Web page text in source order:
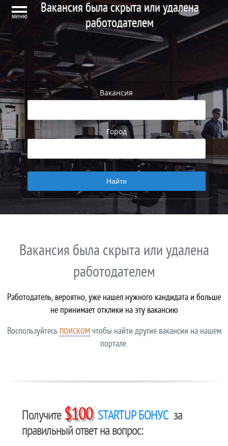
меню
Вакансия была скрыта или удалена
работодателем
Вакансия
Город
Вакансия была скрыта или удалена
работодателем
Работодатель, вероятно, уже нашел нужного кандидата и больше
не принимает отклики на эту вакансию
Воспользуйтесь ПОИСКОМчтобы найти другие вакансии на нашем
портале.
Получите $100 STARTUP БОНУС за
правильный ответ на вопрос: